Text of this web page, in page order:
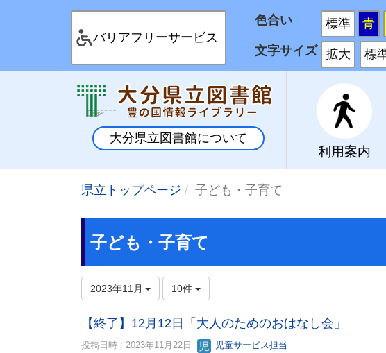
バリアフリーサービス
色合い 標準 青
文字サイズ 拡大 標
大分県立図書館について
利用案内
県立トップページ 子ども・子育て
子ども・子育て
2023年11月 10件
【終了】12月12日「大人のためのおはなし会」
投稿日時 : 2023年11月22日 児童サービス担当